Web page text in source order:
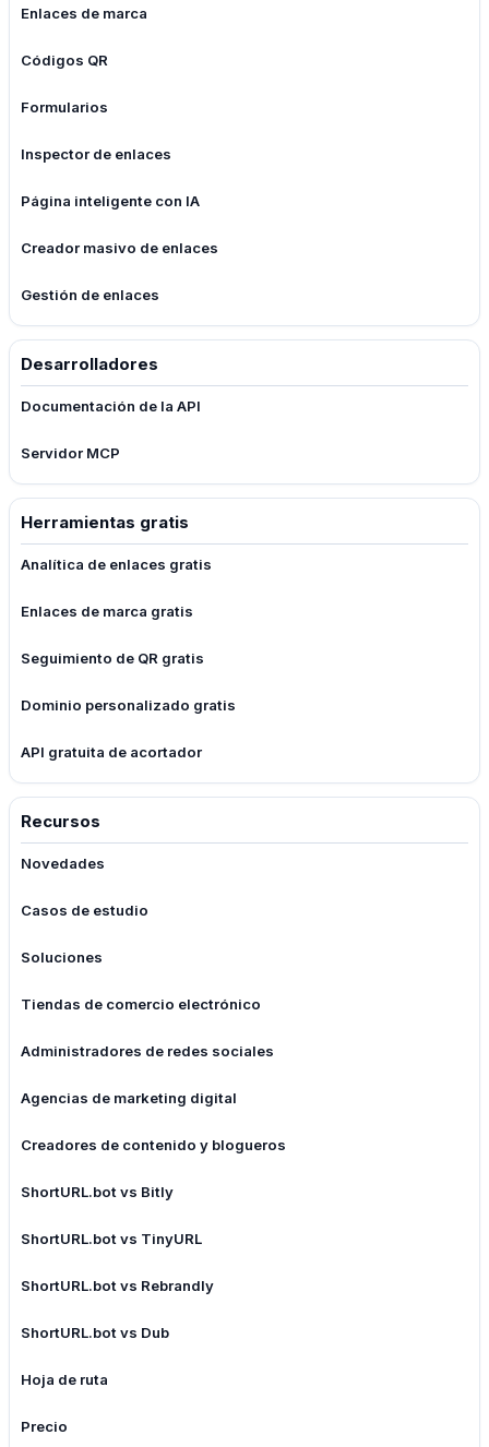
Enlaces de marca
Códigos QR
Formularios
Inspector de enlaces
Página inteligente con IA
Creador masivo de enlaces
Gestión de enlaces
Desarrolladores
Documentación de la API
Servidor MCP
Herramientas gratis
Analítica de enlaces gratis
Enlaces de marca gratis
Seguimiento de QR gratis
Dominio personalizado gratis
API gratuita de acortador
Recursos
Novedades
Casos de estudio
Soluciones
Tiendas de comercio electrónico
Administradores de redes sociales
Agencias de marketing digital
Creadores de contenido y blogueros
ShortURL.bot vs Bitly
ShortURL.bot vs TinyURL
ShortURL.bot vs Rebrandly
ShortURL.bot vs Dub
Hoja de ruta
Precio